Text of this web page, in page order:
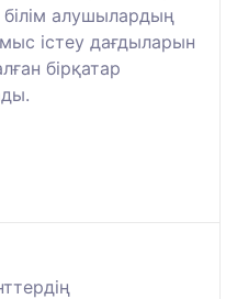
алушылардың
істеу дағдыларын
бірқатар